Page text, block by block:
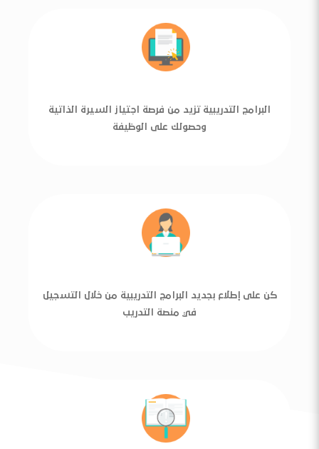
البرامج التدريبية تزيد من فرصة اجتياز السيرة الذاتية
وحصولك على الوظيفة
كن على إطلاع بجديد البرامج التدريبية من خلال التسجيل
في منصة التدريب